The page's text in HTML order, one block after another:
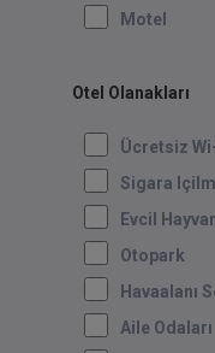
Motel
Otel Olanakları
Ücretsiz
Sigara
Evcil
Otopark
Havaalanı
Aile Odaları